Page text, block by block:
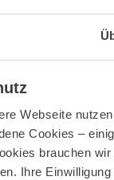
Webseite
Cookies –
brauchen
Ihre